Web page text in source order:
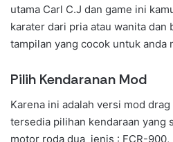
utama Carl C.J dan game ini
karater dari pria atau wanita dan
tampilan yang cocok untuk anda
Pilih Kendaranan Mod
Karena ini adalah versi mod
tersedia pilihan kendaraan yang
motor roda dua jenis : FCR-900,